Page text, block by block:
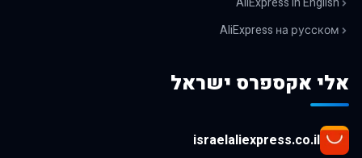
AliExpress на русском
אלי אקספרס ישראל
israelaliexpress.co.il